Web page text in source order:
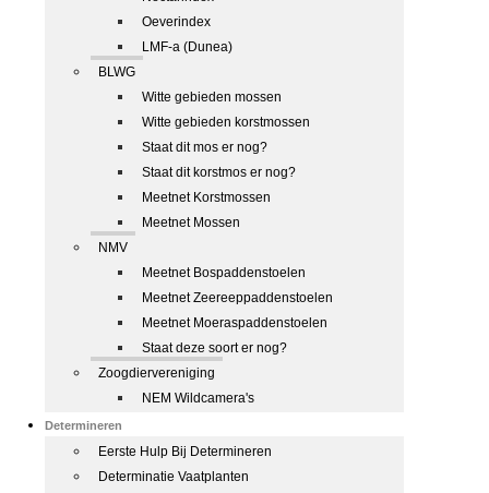
Oeverindex
LMF-a (Dunea)
BLWG
Witte gebieden mossen
Witte gebieden korstmossen
Staat dit mos er nog?
Staat dit korstmos er nog?
Meetnet Korstmossen
Meetnet Mossen
NMV
Meetnet Bospaddenstoelen
Meetnet Zeereeppaddenstoelen
Meetnet Moeraspaddenstoelen
Staat deze soort er nog?
Zoogdiervereniging
NEM Wildcamera's
Determineren
Eerste Hulp Bij Determineren
Determinatie Vaatplanten